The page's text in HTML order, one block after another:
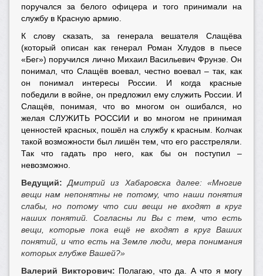
поручался за белого офицера и того принимали на
службу в Красную армию.
К слову сказать, за генерала вешателя Слащёва
(который описан как генерал Роман Хлудов в пьесе
«Бег») поручился лично Михаил Васильевич Фрунзе. Он
понимал, что Слащёв воевал, честно воевал – так, как
он понимал интересы России. И когда красные
победили в войне, он предложил ему служить России. И
Слащёв, понимая, что во многом он ошибался, но
желая СЛУЖИТЬ РОССИИ и во многом не принимая
ценностей красных, пошёл на службу к красным. Колчак
такой возможности был лишён тем, что его расстреляли.
Так что гадать про него, как бы он поступил –
невозможно.
Ведущий:
Дмитрий из Хабаровска далее: «Многие
вещи нам непонятны не потому, что наши понятия
слабы, но потому что сии вещи не входят в круг
наших понятий. Согласны ли Вы с тем, что есть
вещи, которые пока ещё не входят в круг Ваших
понятий, и что есть на Земле люди, мера понимания
которых глубже Вашей?»
Валерий Викторович: Полагаю, что да. А что я могу